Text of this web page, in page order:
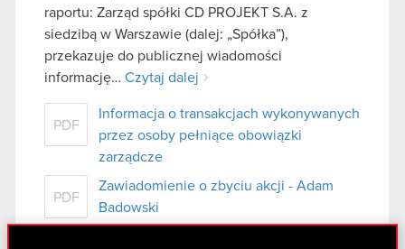
raportu: Zarząd spółki CD PROJEKT S.A. z
siedzibą w Warszawie (dalej: „Spółka”),
przekazuje do publicznej wiadomości
informację… Czytaj dalej
PDF
Informacja o transakcjach wykonywanych
przez osoby pełniące obowiązki
zarządcze
PDF
Zawiadomienie o zbyciu akcji - Adam
Badowski